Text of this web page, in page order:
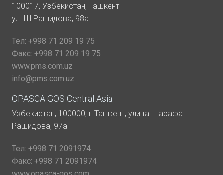
100017, Узбекистан, Ташкент
ул. Ш.Рашидова, 98а
Тел: +998 71 209 19 75
Факс: +998 71 209 19 75
www.pms.com.uz
info@pms.com.uz
OPASCA GOS Central Asia
Узбекистан, 100000, г.Ташкент, улица Шарафа
Рашидова, 97а
Тел: +998 71 2091974
Факс: +998 71 2091974